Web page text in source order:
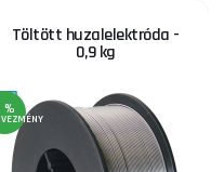
Töltött huzalelektróda -
0,9 kg
%